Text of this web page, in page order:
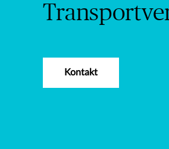
Kontakt